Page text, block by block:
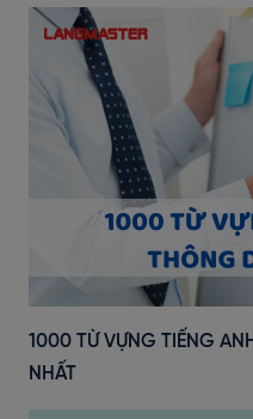
1000 TỪ VỰNG TIẾNG
NHẤT